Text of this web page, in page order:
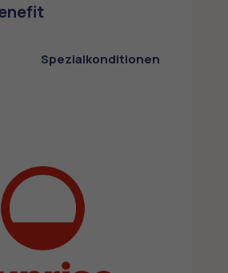
Spezialkonditionen